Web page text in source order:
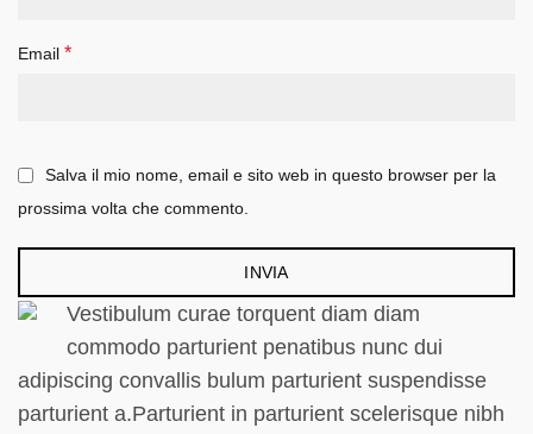
Email *
Salva il mio nome, email e sito web in questo browser per la
prossima volta che commento.
Vestibulum curae torquent diam diam
commodo parturient penatibus nunc dui
adipiscing convallis bulum parturient suspendisse
parturient a.Parturient in parturient scelerisque nibh